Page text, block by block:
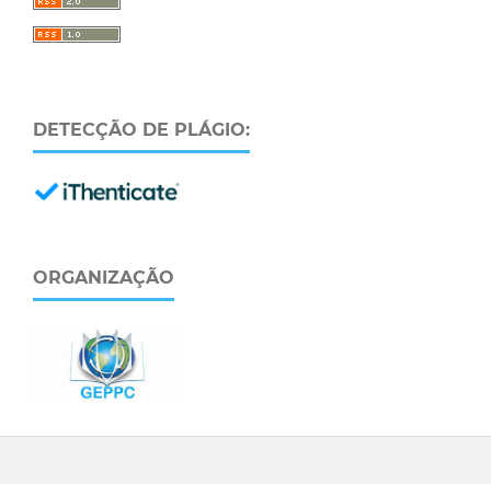
DETECÇÃO DE PLÁGIO:
ORGANIZAÇÃO